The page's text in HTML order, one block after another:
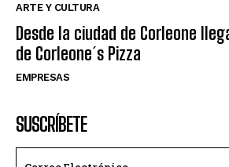
ARTE Y CULTURA
Desde la ciudad de Corleone
de Corleone´s Pizza
EMPRESAS
SUSCRÍBETE